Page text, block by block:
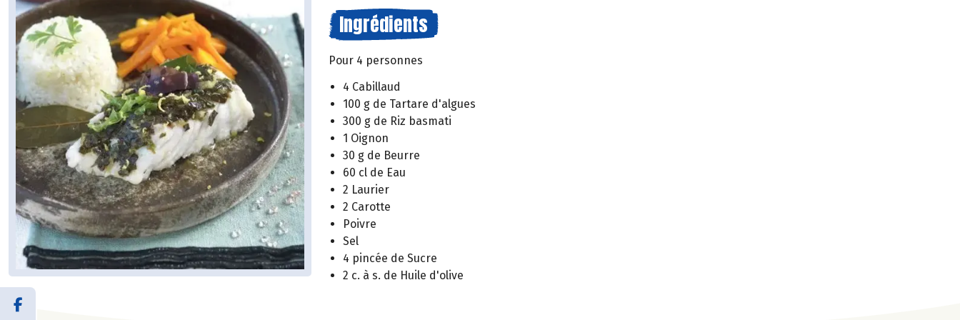
Ingrédients
Pour 4 personnes
4 Cabillaud
100 g de Tartare d'algues
300 g de Riz basmati
1 Oignon
30 g de Beurre
60 cl de Eau
2 Laurier
2 Carotte
Poivre
Sel
4 pincée de Sucre
2 c. à s. de Huile d'olive